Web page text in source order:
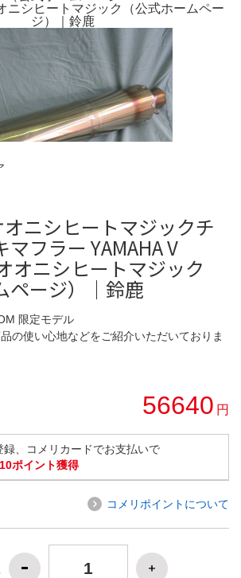
ニシヒートマジックチ
フラー YAMAHA V
オニシヒートマジック
ページ）｜鈴鹿
限定モデル
の使い心地などをご紹介いただいておりま
56640 円
録、コメリカードでお支払いで
10ポイント獲得
コメリポイントについて